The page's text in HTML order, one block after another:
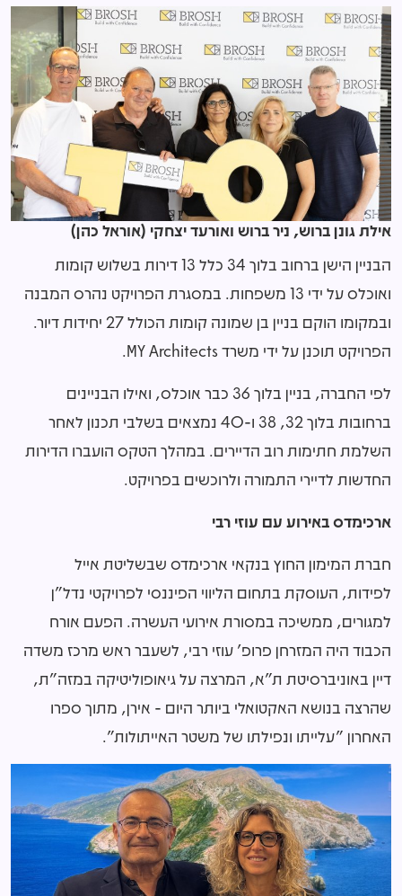
אילת גונן ברוש, ניר ברוש ואורעד יצחקי (אוראל כהן)
הבניין הישן ברחוב בלוך 34 כלל 13 דירות בשלוש קומות
ואוכלס על ידי 13 משפחות. במסגרת הפרויקט נהרס המבנה
ובמקומו הוקם בניין בן שמונה קומות הכולל 27 יחידות דיור.
הפרויקט תוכנן על ידי משרד MY Architects.
לפי החברה, בניין בלוך 36 כבר אוכלס, ואילו הבניינים
ברחובות בלוך 32, 38 ו-40 נמצאים בשלבי תכנון לאחר
השלמת חתימות רוב הדיירים. במהלך הטקס הועברו הדירות
החדשות לדיירי התמורה ולרוכשים בפרויקט.
ארכימדס באירוע עם עוזי רבי
חברת המימון החוץ בנקאי ארכימדס שבשליטת אייל
לפידות, העוסקת בתחום הליווי הפיננסי לפרויקטי נדל"ן
למגורים, ממשיכה במסורת אירועי העשרה. הפעם אורח
הכבוד היה המזרחן פרופ' עוזי רבי, לשעבר ראש מרכז משדה
דיין באוניברסיטת ת"א, המרצה על גיאופוליטיקה במזה"ת,
שהרצה בנושא האקטואלי ביותר היום - אירן, מתוך ספרו
האחרון "עלייתו ונפילתו של משטר האייתולות".